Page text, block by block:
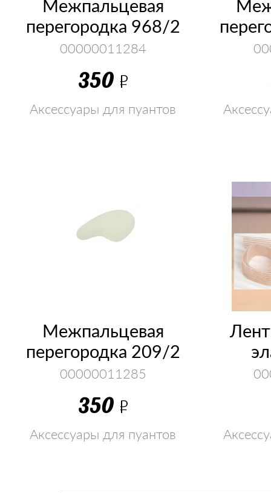
Межпальцевая
перегородка 968/2
00000011284
350 Р
Аксессуары для пуантов
Межпальцевая
перегородка 209/2
00000011285
350 Р
Аксессуары для пуантов